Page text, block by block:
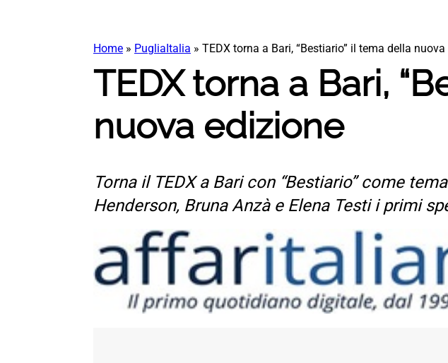
Home » PugliaItalia » TEDX torna a Bari, “Bestiario” il tema della
TEDX torna a Bari,
nuova edizione
Torna il TEDX a Bari con “Bestiario” come
Henderson, Bruna Anzà e Elena Testi i primi